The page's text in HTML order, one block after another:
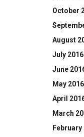
October
August
July 2016
June
May 2016
April
March
February